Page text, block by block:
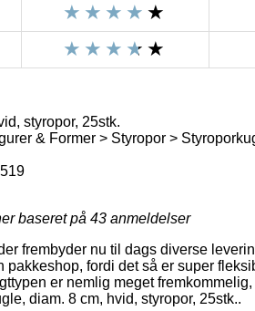
styropor, 25stk.
& Former > Styropor >
baseret på 43 anmeldelser
frembyder nu til dags diverse
pakkeshop, fordi det så er super
er nemlig meget
diam. 8 cm, hvid, styropor, 25stk..